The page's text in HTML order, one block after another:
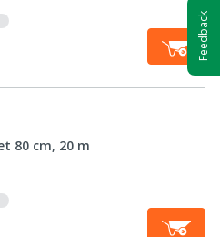
80 cm, 20 m
Feedback